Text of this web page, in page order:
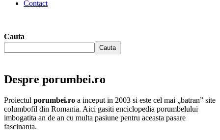
Contact
Cauta
Cauta
Despre porumbei.ro
Proiectul porumbei.ro a inceput in 2003 si este cel mai „batran” site
columbofil din Romania. Aici gasiti enciclopedia porumbelului
imbogatita an de an cu multa pasiune pentru aceasta pasare
fascinanta.